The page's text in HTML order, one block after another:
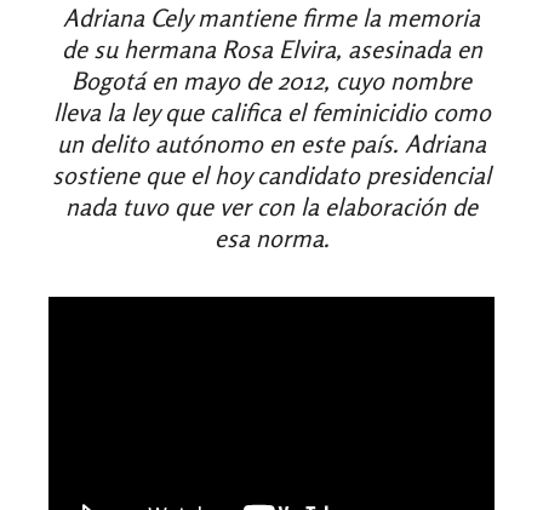
Adriana Cely mantiene firme la memoria
de su hermana Rosa Elvira, asesinada en
Bogotá en mayo de 2012, cuyo nombre
lleva la ley que califica el feminicidio como
un delito autónomo en este país. Adriana
sostiene que el hoy candidato presidencial
nada tuvo que ver con la elaboración de
esa norma.